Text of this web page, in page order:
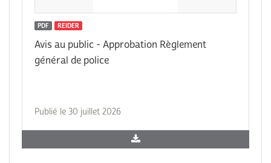
PDF REIDER
Avis au public - Approbation Règlement
général de police
Publié le 30 juillet 2026